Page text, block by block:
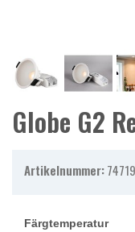
Globe G2
Artikelnummer:
Färgtemperatur